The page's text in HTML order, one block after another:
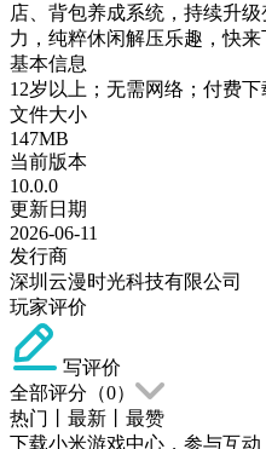
店、背包养成系统，持续升
力，纯粹休闲解压乐趣，快
基本信息
12岁以上；无需网络；付费下
文件大小
147MB
当前版本
10.0.0
更新日期
2026-06-11
发行商
深圳云漫时光科技有限公司
玩家评价
写评价
全部评分（0）
热门
最新
最赞
下载小米游戏中心，参与互动